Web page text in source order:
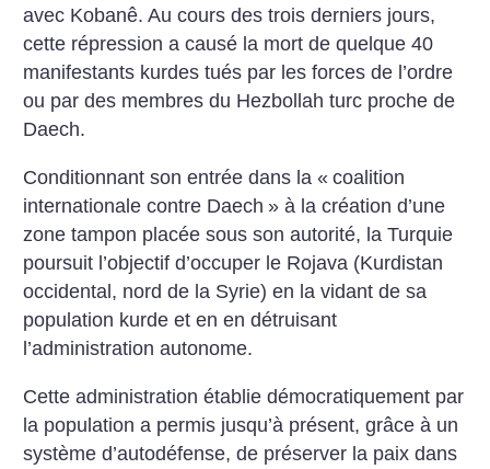
avec Kobanê. Au cours des trois derniers jours,
cette répression a causé la mort de quelque 40
manifestants kurdes tués par les forces de l’ordre
ou par des membres du Hezbollah turc proche de
Daech.
Conditionnant son entrée dans la « coalition
internationale contre Daech » à la création d’une
zone tampon placée sous son autorité, la Turquie
poursuit l’objectif d’occuper le Rojava (Kurdistan
occidental, nord de la Syrie) en la vidant de sa
population kurde et en en détruisant
l’administration autonome.
Cette administration établie démocratiquement par
la population a permis jusqu’à présent, grâce à un
système d’autodéfense, de préserver la paix dans